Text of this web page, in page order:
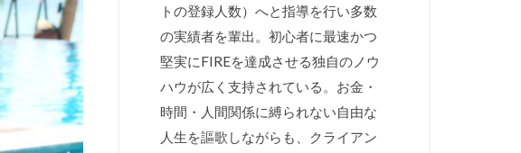
トの登録人数）へと指導を行い多数
の実績者を輩出。初心者に最速かつ
堅実にFIREを達成させる独自のノウ
ハウが広く支持されている。お金・
時間・人間関係に縛られない自由な
人生を謳歌しながらも、クライアン